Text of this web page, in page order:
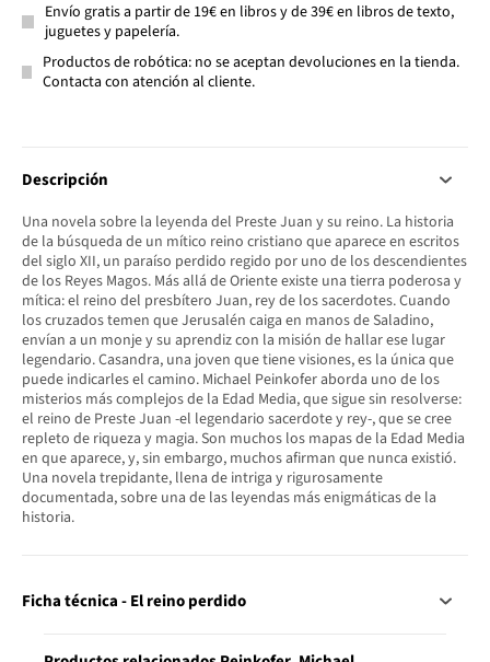
Envío gratis a partir de 19€ en libros y de 39€ en libros de texto,
juguetes y papelería.
Productos de robótica: no se aceptan devoluciones en la tienda.
Contacta con atención al cliente.
Descripción
Una novela sobre la leyenda del Preste Juan y su reino. La historia
de la búsqueda de un mítico reino cristiano que aparece en escritos
del siglo XII, un paraíso perdido regido por uno de los descendientes
de los Reyes Magos. Más allá de Oriente existe una tierra poderosa y
mítica: el reino del presbítero Juan, rey de los sacerdotes. Cuando
los cruzados temen que Jerusalén caiga en manos de Saladino,
envían a un monje y su aprendiz con la misión de hallar ese lugar
legendario. Casandra, una joven que tiene visiones, es la única que
puede indicarles el camino. Michael Peinkofer aborda uno de los
misterios más complejos de la Edad Media, que sigue sin resolverse:
el reino de Preste Juan -el legendario sacerdote y rey-, que se cree
repleto de riqueza y magia. Son muchos los mapas de la Edad Media
en que aparece, y, sin embargo, muchos afirman que nunca existió.
Una novela trepidante, llena de intriga y rigurosamente
documentada, sobre una de las leyendas más enigmáticas de la
historia.
Ficha técnica - El reino perdido